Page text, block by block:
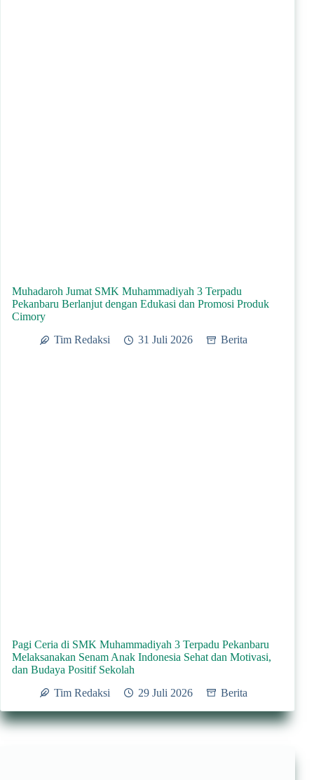
Muhadaroh Jumat SMK Muhammadiyah 3 Terpadu
Pekanbaru Berlanjut dengan Edukasi dan Promosi Produk
Cimory
Tim Redaksi
31 Juli 2026 Berita
Pagi Ceria di SMK Muhammadiyah 3 Terpadu Pekanbaru
Melaksanakan Senam Anak Indonesia Sehat dan Motivasi,
dan Budaya Positif Sekolah
Tim Redaksi
29 Juli 2026 Berita